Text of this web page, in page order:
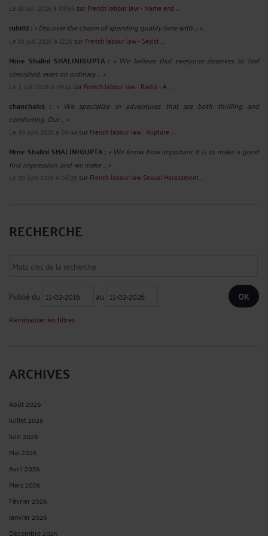
L’E-AVOCAT EXISTE : CATALOGUE 2017 DES SERVICES DIGITAUX
ParFrédéric CHHUM le 23/02/2017
Dans le catalogue des services digitaux du barreau de Paris, on apprend
notamment que le barreau de Paris, c’est : . 152000 visiteurs uniques par mois
sur le site de l’ordre des avocats ; . 11.921 like Facebook Barreau de Paris ; . 5.474
abonnés twitter ; . 138000 connexions sur avoclé. A lire ou relire.
http://fr.calameo.com/read/004967459e20eb2e6d2cf ...Lire la suite >
DE BO TRAVAIL ! OBTIENT 118 000 EUROS BRUTS POUR
LICENCIEMENT SANS CAUSE AUX PRUD’HOMMES DE PARIS (CPH
ParFrédéric CHHUMle 23/02/2017
Pour lire ou relire la brève publiée sur le village de la justice, cliquez sur le lien
intermittent-spectacle-TRAVAIL,24284.html ...
PROFESSION D’AVOCAT : UN LIVRET DES ADRESSES ET
FORMULES DE POLITESSE EST ÉDITÉ PAR LE BARREAU DE PARIS